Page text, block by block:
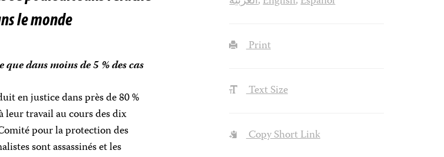
le monde
dans moins de 5 % des cas
en justice dans près de 80 %
leur travail au cours des dix
pour la protection des
sont assassinés et les
Print
Text Size
Copy Short Link